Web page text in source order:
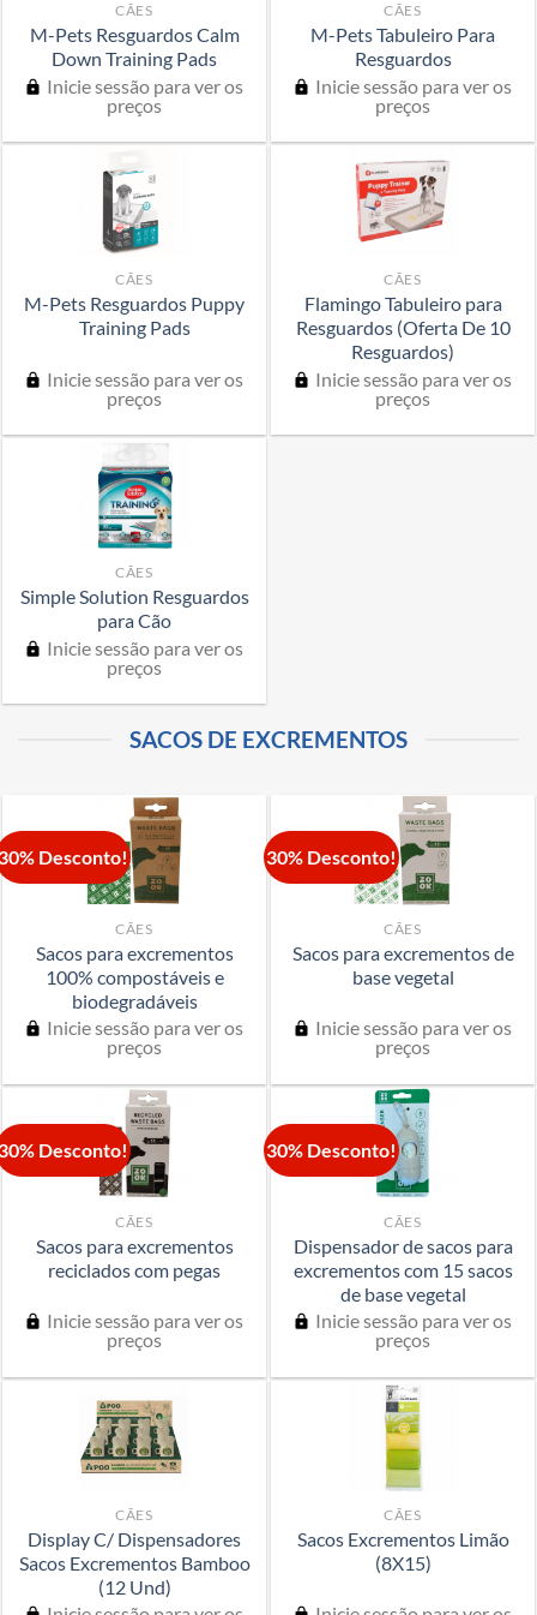
CÃES
M-Pets Resguardos Calm
Down Training Pads
Inicie sessão para ver os
preços
CÃES
M-Pets Tabuleiro Para
Resguardos
Inicie sessão para ver os
preços
CÃES
M-Pets Resguardos Puppy
Training Pads
Inicie sessão para ver os
preços
CÃES
Flamingo Tabuleiro para
Resguardos (Oferta De 10
Resguardos)
Inicie sessão para ver os
preços
CÃES
Simple Solution Resguardos
para Cão
Inicie sessão para ver os
preços
SACOS DE EXCREMENTOS
Desconto!
CÃES
Sacos para excrementos
100% compostáveis e
biodegradáveis
Inicie sessão para ver os
preços
30% Desconto!
CÃES
Sacos para excrementos de
base vegetal
Inicie sessão para ver os
preços
Desconto!
CÃES
Sacos para excrementos
reciclados com pegas
Inicie sessão para ver os
preços
30% Desconto!
CÃES
Dispensador de sacos para
excrementos com 15 sacos
de base vegetal
Inicie sessão para ver os
preços
CÃES
Display C/ Dispensadores
Sacos Excrementos Bamboo
(12 Und)
CÃES
Sacos Excrementos Limão
(8X15)